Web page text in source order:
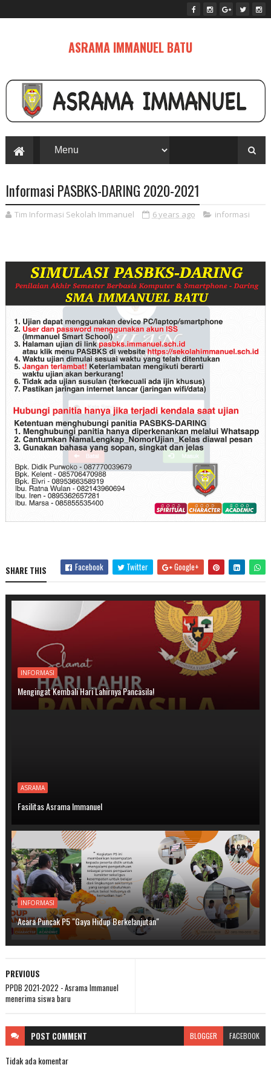
ASRAMA IMMANUEL BATU
Informasi PASBKS-DARING 2020-2021
Tim Informasi Sekolah Immanuel 6 years ago informasi
SHARE THIS Facebook Twitter Google+
INFORMASI
Mengingat Kembali Hari Lahirnya Pancasila!
ASRAMA
Fasilitas Asrama Immanuel
INFORMASI
Acara Puncak P5 "Gaya Hidup Berkelanjutan"
PREVIOUS
PPDB 2021-2022 - Asrama Immanuel
menerima siswa baru
POST COMMENT BLOGGER FACEBOOK
Tidak ada komentar